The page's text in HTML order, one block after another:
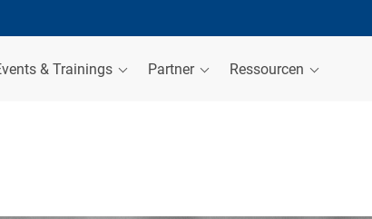
& Trainings Partner Ressourcen